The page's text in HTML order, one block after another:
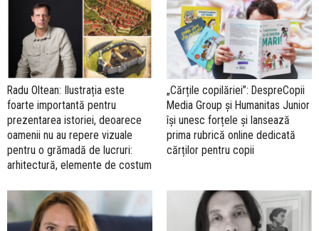
Radu Oltean: Ilustrația este
foarte importantă pentru
prezentarea istoriei, deoarece
oamenii nu au repere vizuale
pentru o grămadă de lucruri:
arhitectură, elemente de costum
„Cărțile copilăriei”: DespreCopii
Media Group și Humanitas Junior
își unesc forțele și lansează
prima rubrică online dedicată
cărților pentru copii